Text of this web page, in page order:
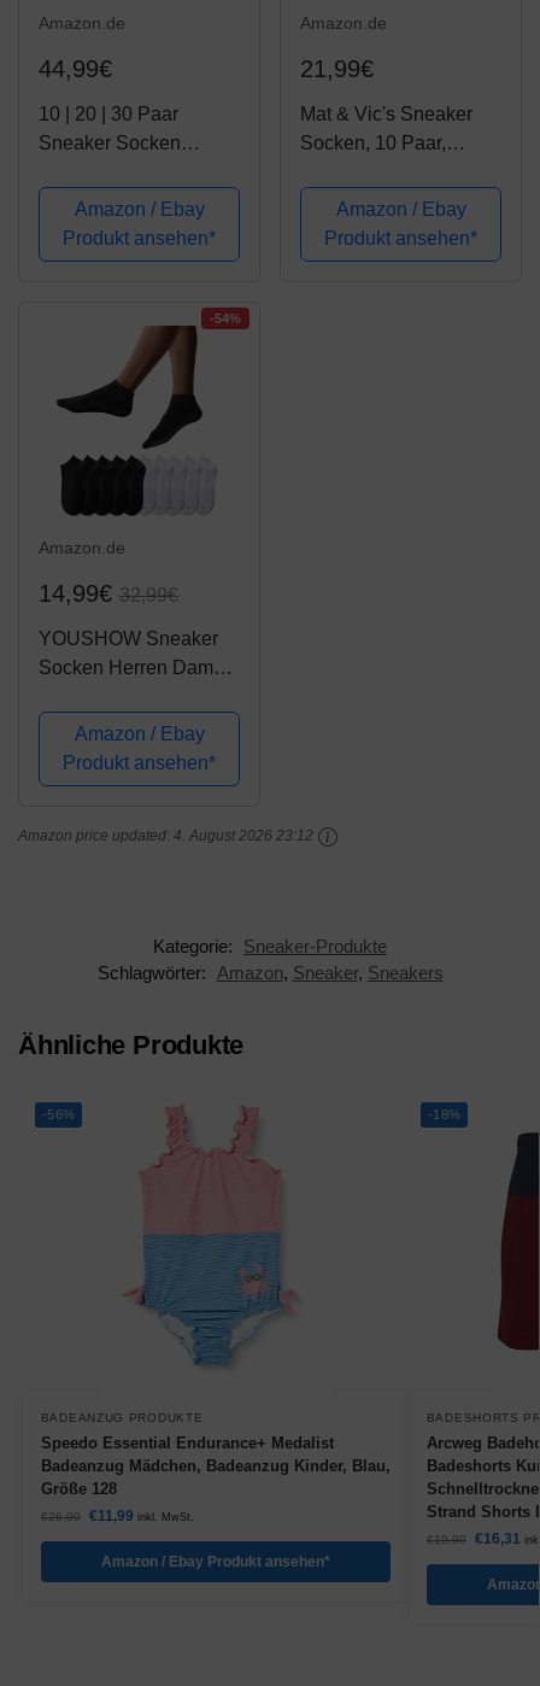
Amazon.de
44,99€
10 | 20 | 30 Paar
Sneaker Socken
Schwarz & Weiß
Baumwolle (39-42, 30
Paar | Schwarz)
Amazon / Ebay
Produkt ansehen*
Amazon.de
21,99€
Mat & Vic's Sneaker
Socken, 10 Paar,
Tex Standard 100,
Jeans Colors, 43-46
Amazon / Ebay
Produkt ansehen*
-54%
Amazon.de
14,99€ 32,99€
YOUSHOW Sneaker
Socken Herren Damen
Halbsocken Quarter
Baumwolle Unisex
(Schwarz und Weiß,
Amazon / Ebay
Produkt ansehen*
Amazon price updated: 4. August 2026 23:12
Kategorie:
Sneaker-Produkte
Schlagwörter:
Amazon, Sneaker, Sneakers
Ähnliche Produkte
-56%
BADEANZUG PRODUKTE
Speedo Essential Endurance+ Medalist
Badeanzug Mädchen, Badeanzug Kinder, Blau,
Größe 128
€26,99 €11,99 inkl. MwSt.
Amazon / Ebay Produkt ansehen*
-18%
BADESHORTS
Arcweg
Badeshorts
Strand Shorts
€19,90 €16,31